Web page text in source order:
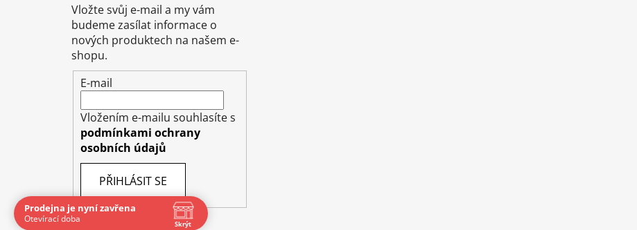
Vložte svůj e-mail a my vám
budeme zasílat informace o
nových produktech na našem e-
shopu.
E-mail
Vložením e-mailu souhlasíte s
podmínkami ochrany
osobních údajů
PŘIHLÁSIT SE
Prodejna je nyní zavřena
Otevírací doba
Skrýt